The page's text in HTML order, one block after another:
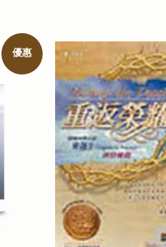
優惠